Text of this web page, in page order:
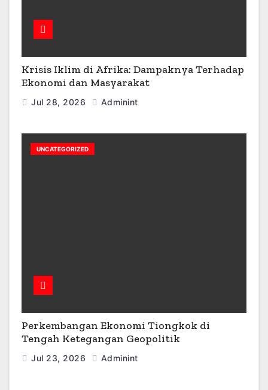
Krisis Iklim di Afrika: Dampaknya Terhadap
Ekonomi dan Masyarakat
Jul 28, 2026 Adminint
UNCATEGORIZED
Perkembangan Ekonomi Tiongkok di
Tengah Ketegangan Geopolitik
Jul 23, 2026 Adminint